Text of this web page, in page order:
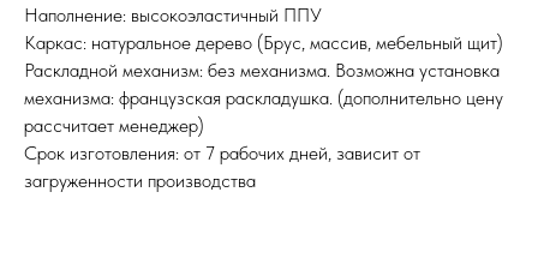
Наполнение: высокоэластичный ППУ
Каркас: натуральное дерево (Брус, массив, мебельный щит)
Раскладной механизм: без механизма. Возможна установка
механизма: французская раскладушка. (дополнительно цену
рассчитает менеджер)
Срок изготовления: от 7 рабочих дней, зависит от
загруженности производства